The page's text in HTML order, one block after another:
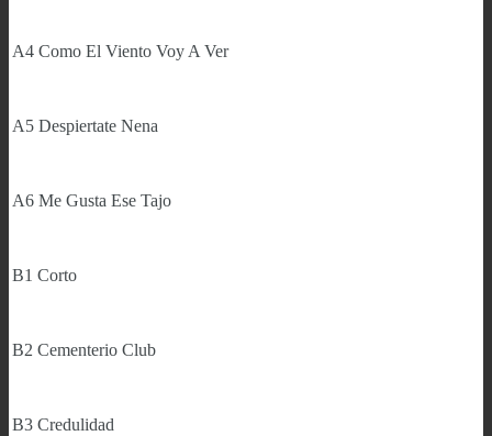
A4 Como El Viento Voy A Ver
A5 Despiertate Nena
A6 Me Gusta Ese Tajo
B1 Corto
B2 Cementerio Club
B3 Credulidad